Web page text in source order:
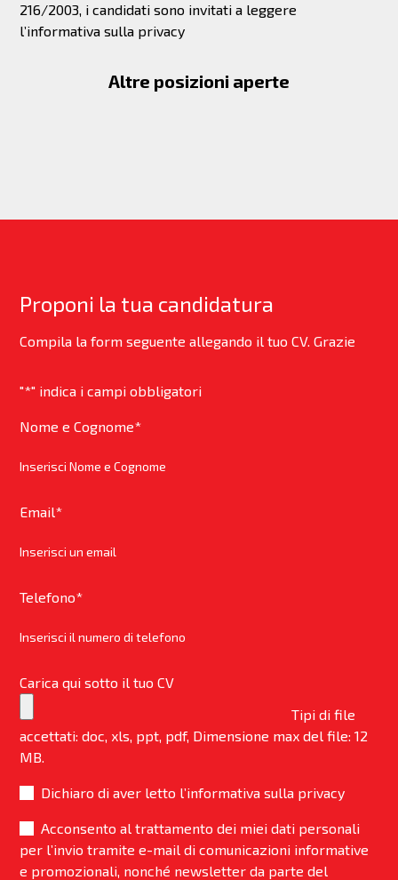
Altre posizioni aperte
216/2003, i candidati sono invitati a leggere
l’informativa sulla privacy
Proponi la tua candidatura
Compila la form seguente allegando il tuo CV. Grazie
"*" indica i campi obbligatori
Nome e Cognome*
Email*
Telefono*
Carica qui sotto il tuo CV
Tipi di file
accettati: doc, xls, ppt, pdf, Dimensione max del file: 12
MB.
Dichiaro di aver letto l’informativa sulla privacy
Acconsento al trattamento dei miei dati personali
per l’invio tramite e-mail di comunicazioni informative
e promozionali, nonché newsletter da parte del